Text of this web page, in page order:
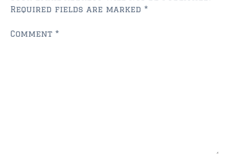
Required fields are marked *
Comment *